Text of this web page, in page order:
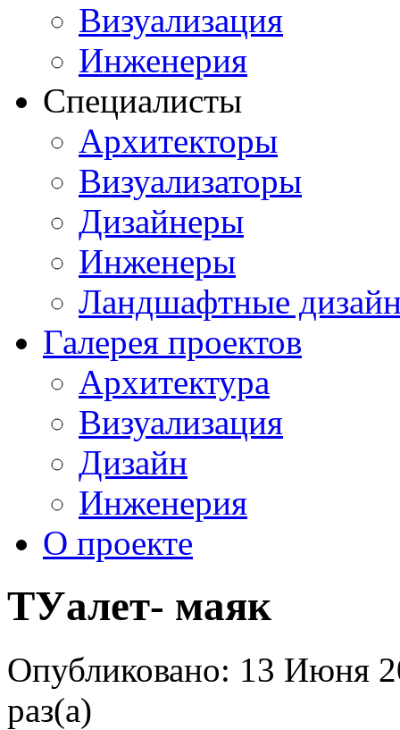
Визуализация
Инженерия
Специалисты
Архитекторы
Визуализаторы
Дизайнеры
Инженеры
Ландшафтные
Галерея проектов
Архитектура
Визуализация
Дизайн
Инженерия
О проекте
ТУалет- маяк
Опубликовано: 13 Июня
раз(а)